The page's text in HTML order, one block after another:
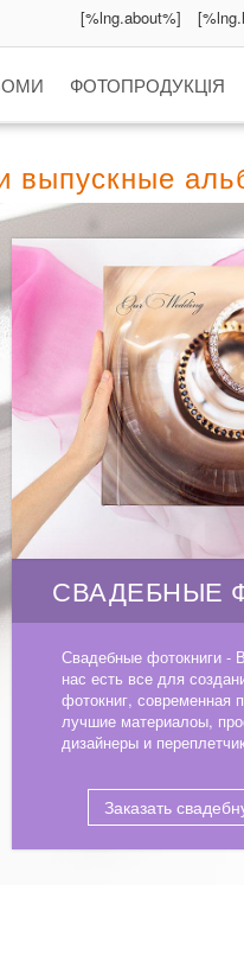
[%lng.about%]
ФОТОПРОДУКЦІЯ
выпускные
СВАДЕБНЫЕ
Свадебные фотокниги -
нас есть все для
фотокниг, современная
лучшие материалоы,
дизайнеры и
Заказать